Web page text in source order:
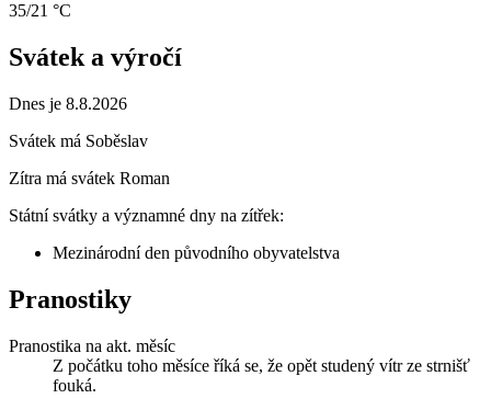
35/21 °C
Svátek a výročí
Dnes je 8.8.2026
Svátek má Soběslav
Zítra má svátek Roman
Státní svátky a významné dny na zítřek:
Mezinárodní den původního obyvatelstva
Pranostiky
Pranostika na akt. měsíc
Z počátku toho měsíce říká se, že opět studený vítr ze strnišť
fouká.